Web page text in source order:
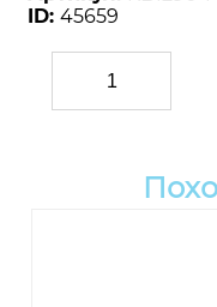
ID: 45659